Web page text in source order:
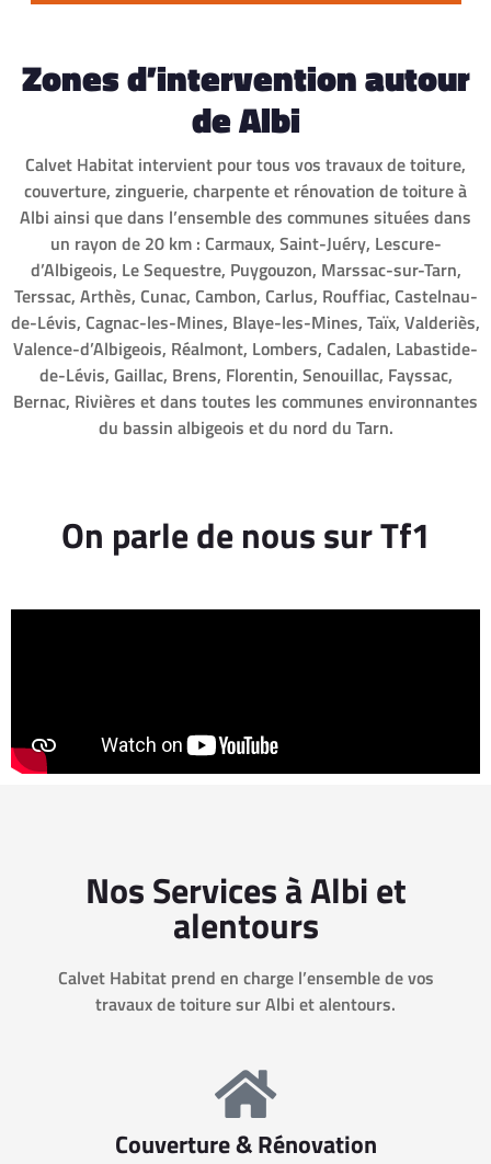
Zones d’intervention autour
de Albi
Calvet Habitat intervient pour tous vos travaux de toiture,
couverture, zinguerie, charpente et rénovation de toiture à
Albi ainsi que dans l’ensemble des communes situées dans
un rayon de 20 km : Carmaux, Saint-Juéry, Lescure-
d’Albigeois, Le Sequestre, Puygouzon, Marssac-sur-Tarn,
Terssac, Arthès, Cunac, Cambon, Carlus, Rouffiac, Castelnau-
de-Lévis, Cagnac-les-Mines, Blaye-les-Mines, Taïx, Valderiès,
Valence-d’Albigeois, Réalmont, Lombers, Cadalen, Labastide-
de-Lévis, Gaillac, Brens, Florentin, Senouillac, Fayssac,
Bernac, Rivières et dans toutes les communes environnantes
du bassin albigeois et du nord du Tarn.
On parle de nous sur Tf1
Nos Services à Albi et
alentours
Calvet Habitat prend en charge l’ensemble de vos
travaux de toiture sur Albi et alentours.
Couverture & Rénovation